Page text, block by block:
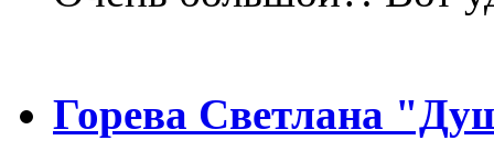
Горева Светлана